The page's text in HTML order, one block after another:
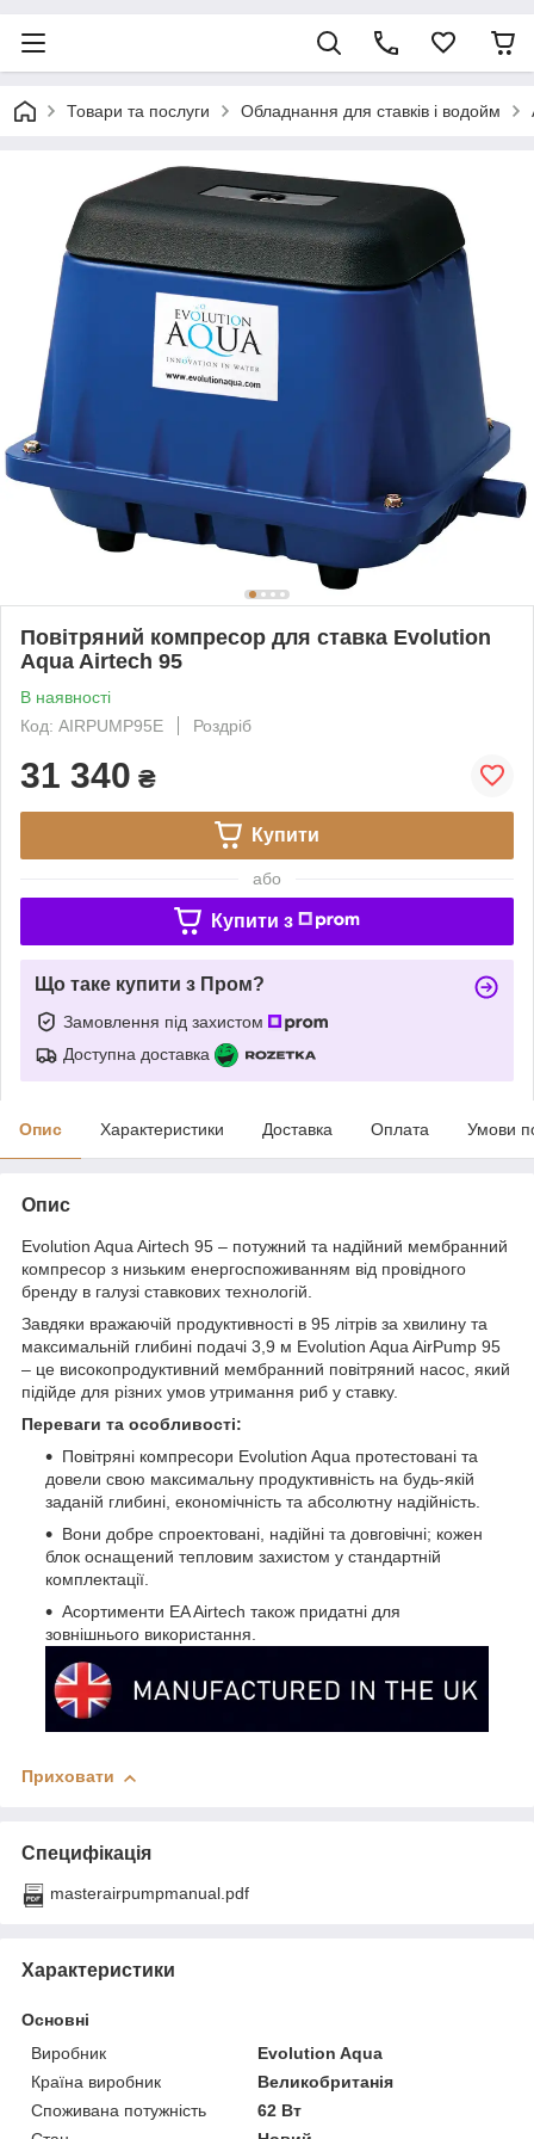
Товари та послуги Обладнання для ставків і водойм
Повітряний компресор для ставка Evolution
Aqua Airtech 95
В наявності
Код: AIRPUMP95E
Роздріб
31 340 ₴
Купити
або
Купити з
Що таке купити з Пром?
Замовлення під захистом
Доступна доставка
Опис Характеристики Доставка Оплата Умови
Опис
Evolution Aqua Airtech 95 – потужний та надійний мембранний
компресор з низьким енергоспоживанням від провідного
бренду в галузі ставкових технологій.
Завдяки вражаючій продуктивності в 95 літрів за хвилину та
максимальній глибині подачі 3,9 м Evolution Aqua AirPump 95
– це високопродуктивний мембранний повітряний насос, який
підійде для різних умов утримання риб у ставку.
Переваги та особливості:
Повітряні компресори Evolution Aqua протестовані та
довели свою максимальну продуктивність на будь-якій
заданій глибині, економічність та абсолютну надійність.
Вони добре спроектовані, надійні та довговічні; кожен
блок оснащений тепловим захистом у стандартній
комплектації.
Асортименти EA Airtech також придатні для
зовнішнього використання.
Приховати
Специфікація
masterairpumpmanual.pdf
Характеристики
Основні
Виробник
Evolution Aqua
Країна виробник
Великобританія
Споживана потужність
62 Вт